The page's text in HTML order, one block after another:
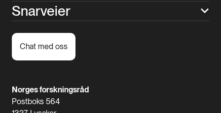
Snarveier
Chat med oss
Norges forskningsråd
Postboks 564